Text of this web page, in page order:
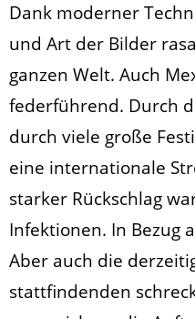
Dank moderner
und Art der Bilder
ganzen Welt. Auch
federführend. Durch
durch viele große
eine internationale
starker Rückschlag
Infektionen. In Bezug
Aber auch die
stattfindenden